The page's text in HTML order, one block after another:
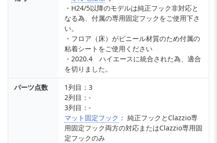
・H24/5以降のモデルは純正フック非対応と
なる為、付属の専用固定フックをご使用下さ
い。
・フロア（床）がビニール材質のため付属の
粘着シートをご使用ください
・2020.4 ハイエースに統合された為、適合
を切りました。
パーツ点数
1列目：3
2列目：-
3列目：-
マット固定フック ： 純正フックとClazzio専
用固定フック両方の対応またはClazzio専用固
定フックのみ